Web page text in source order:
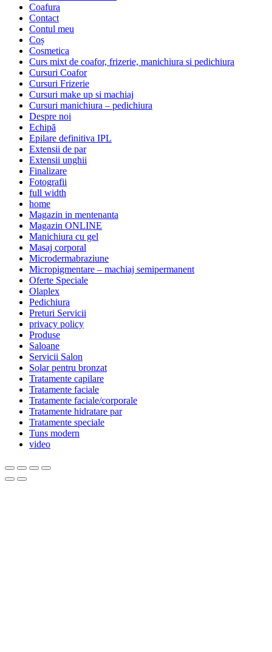
Coafura
Contact
Contul meu
Coș
Cosmetica
Curs mixt de coafor, frizerie, manichiura si pedichiura
Cursuri Coafor
Cursuri Frizerie
Cursuri make up si machiaj
Cursuri manichiura – pedichiura
Despre noi
Echipă
Epilare definitiva IPL
Extensii de par
Extensii unghii
Finalizare
Fotografii
full width
home
Magazin in mentenanta
Magazin ONLINE
Manichiura cu gel
Masaj corporal
Microdermabraziune
Micropigmentare – machiaj semipermanent
Oferte Speciale
Olaplex
Pedichiura
Preturi Servicii
privacy policy
Produse
Saloane
Servicii Salon
Solar pentru bronzat
Tratamente capilare
Tratamente faciale
Tratamente faciale/corporale
Tratamente hidratare par
Tratamente speciale
Tuns modern
video